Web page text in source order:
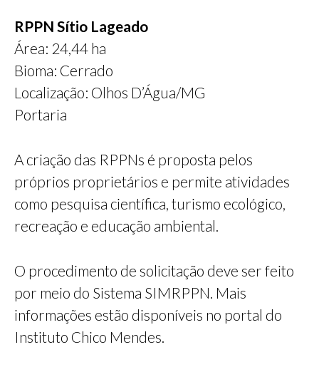
RPPN Sítio Lageado
Área: 24,44 ha
Bioma: Cerrado
Localização: Olhos D’Água/MG
Portaria
A criação das RPPNs é proposta pelos
próprios proprietários e permite atividades
como pesquisa científica, turismo ecológico,
recreação e educação ambiental.
O procedimento de solicitação deve ser feito
por meio do Sistema SIMRPPN. Mais
informações estão disponíveis no portal do
Instituto Chico Mendes.